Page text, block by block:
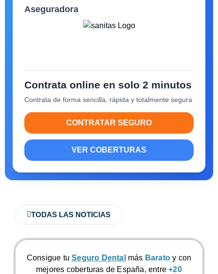
Aseguradora
Contrata online en solo 2 minutos
Contrata de forma sencilla, rápida y totalmente segura
CONTRATAR SEGURO
VER COBERTURAS
TODAS LAS NOTICIAS
Consigue tu Seguro Dental más Barato y con
mejores coberturas de España, entre+20